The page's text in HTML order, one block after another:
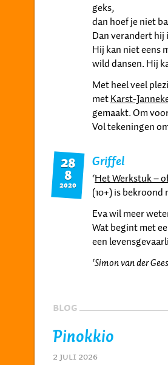
geks,
dan hoef je niet
Dan verandert hij
Hij kan niet eens
wild dansen. Hij
Met heel veel
metKarst-
gemaakt. Om
Vol tekeningen
28
8
2020
Griffel
‘Het Werkstuk –
(10+) is
Eva wil meer
Wat begint met
een
‘Simon van der
BLOG
Pinokkio
2 juli 2026